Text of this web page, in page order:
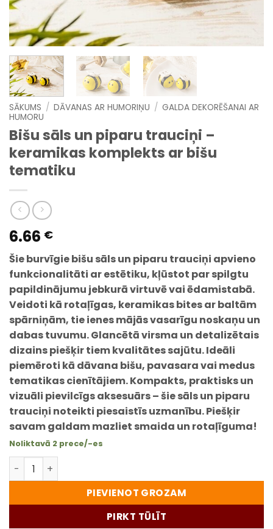
SĀKUMS / DĀVANAS AR HUMORIŅU / GALDA DEKORĒŠANAI AR
HUMORU
Bišu sāls un piparu trauciņi –
keramikas komplekts ar bišu
tematiku
6.66 €
Šie burvīgie bišu sāls un piparu trauciņi apvieno
funkcionalitāti ar estētiku, kļūstot par spilgtu
papildinājumu jebkurā virtuvē vai ēdamistabā.
Veidoti kā rotaļīgas, keramikas bites ar baltām
spārniņām, tie ienes mājās vasarīgu noskaņu un
dabas tuvumu. Glancētā virsma un detalizētais
dizains piešķir tiem kvalitātes sajūtu. Ideāli
piemēroti kā dāvana bišu, pavasara vai medus
tematikas cienītājiem. Kompakts, praktisks un
vizuāli pievilcīgs aksesuārs – šie sāls un piparu
trauciņi noteikti piesaistīs uzmanību. Piešķir
savam galdam mazliet smaida un rotaļīguma!
Noliktavā 2 prece/-es
Bišu sāls un piparu trauciņi – keramikas komplekts ar
PIEVIENOT GROZAM
PIRKT TŪLĪT